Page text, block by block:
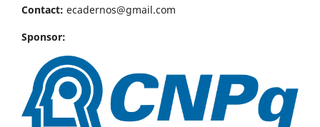
Contact: ecadernos@gmail.com
Sponsor: